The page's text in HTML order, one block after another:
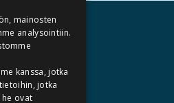
MEISTÄ
TEKIJÄT
KATALOGIT
mainosten
analysointiin.
kanssa, jotka
jotka
ovat